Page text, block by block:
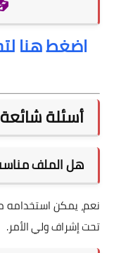
اضغط هنا
أسئلة شائعة
هل الملف مناسب
نعم، يمكن استخدامه
تحت إشراف ولي الأمر.